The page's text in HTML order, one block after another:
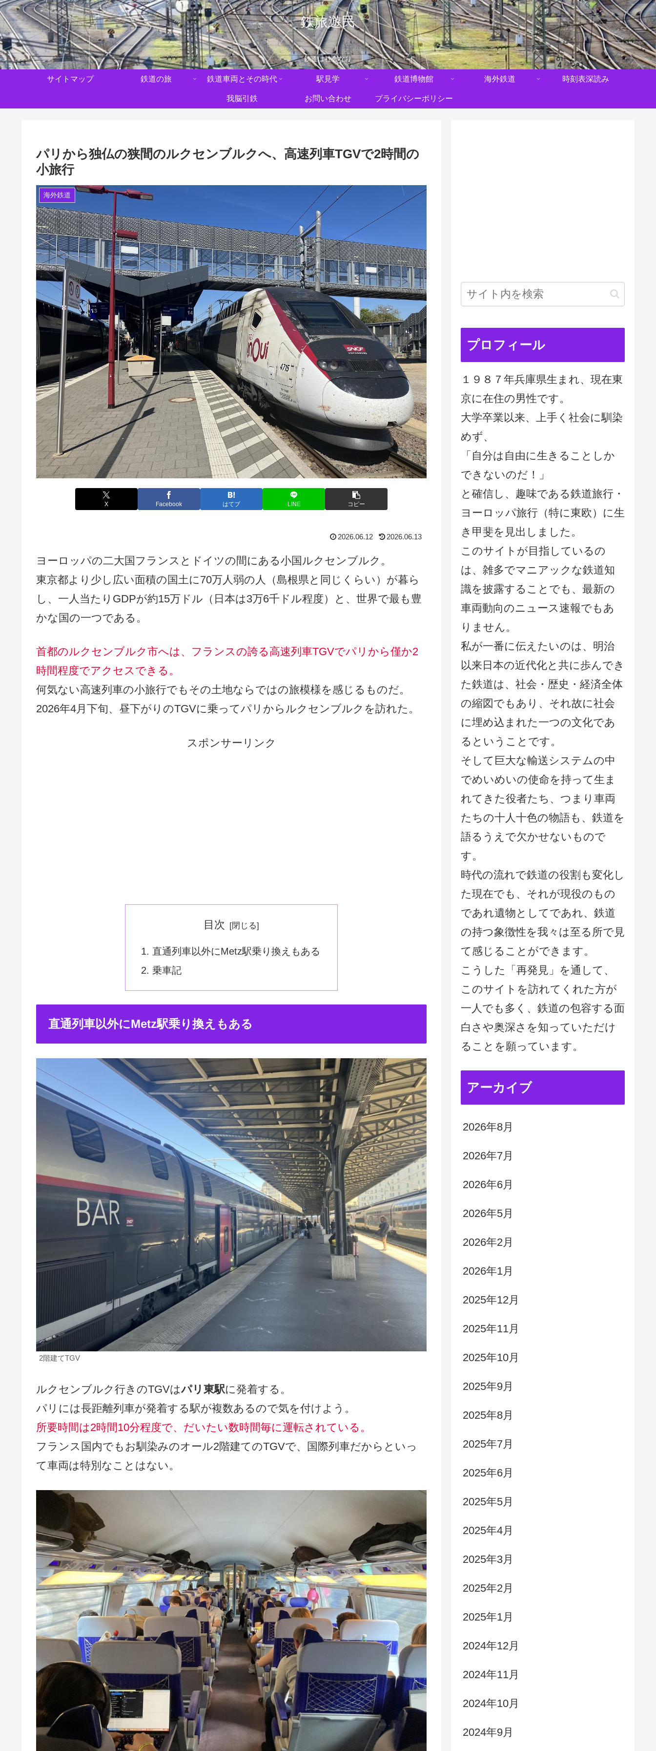
鉄旅遊民
鉄道は社会なり
サイトマップ 鉄道の旅 鉄道車両とその時代 駅見学 鉄道博物館 海外鉄道 時刻表深読み
我脳引鉄 お問い合わせ プライバシーポリシー
パリから独仏の狭間のルクセンブルクへ、高速列車TGVで2時間の
小旅行
海外鉄道
X Facebook はてブ LINE コピー
2026.06.12 2026.06.13
ヨーロッパの二大国フランスとドイツの間にある小国ルクセンブルク。
東京都より少し広い面積の国土に70万人弱の人（島根県と同じくらい）が暮ら
し、一人当たりGDPが約15万ドル（日本は3万6千ドル程度）と、世界で最も豊
かな国の一つである。
首都のルクセンブルク市へは、フランスの誇る高速列車TGVでパリから僅か2
時間程度でアクセスできる。
何気ない高速列車の小旅行でもその土地ならではの旅模様を感じるものだ。
2026年4月下旬、昼下がりのTGVに乗ってパリからルクセンブルクを訪れた。
スポンサーリンク
目次
直通列車以外にMetz駅乗り換えもある
乗車記
直通列車以外にMetz駅乗り換えもある
2階建てTGV
ルクセンブルク行きのTGVはパリ東駅に発着する。
パリには長距離列車が発着する駅が複数あるので気を付けよう。
所要時間は2時間10分程度で、だいたい数時間毎に運転されている。
フランス国内でもお馴染みのオール2階建てのTGVで、国際列車だからといっ
て車両は特別なことはない。
プロフィール
１９８７年兵庫県生まれ、現在東
京に在住の男性です。
大学卒業以来、上手く社会に馴染
めず、
「自分は自由に生きることしか
できないのだ！」
と確信し、趣味である鉄道旅行・
ヨーロッパ旅行（特に東欧）に生
き甲斐を見出しました。
このサイトが目指しているの
は、雑多でマニアックな鉄道知
識を披露することでも、最新の
車両動向のニュース速報でもあ
りません。
私が一番に伝えたいのは、明治
以来日本の近代化と共に歩んでき
た鉄道は、社会・歴史・経済全体
の縮図でもあり、それ故に社会
に埋め込まれた一つの文化であ
るということです。
そして巨大な輸送システムの中
でめいめいの使命を持って生ま
れてきた役者たち、つまり車両
たちの十人十色の物語も、鉄道を
語るうえで欠かせないもので
す。
時代の流れで鉄道の役割も変化し
た現在でも、それが現役のもの
であれ遺物としてであれ、鉄道
の持つ象徴性を我々は至る所で見
て感じることができます。
こうした「再発見」を通して、
このサイトを訪れてくれた方が
一人でも多く、鉄道の包容する面
白さや奥深さを知っていただけ
ることを願っています。
アーカイブ
2026年8月
2026年7月
2026年6月
2026年5月
2026年2月
2026年1月
2025年12月
2025年11月
2025年10月
2025年9月
2025年8月
2025年7月
2025年6月
2025年5月
2025年4月
2025年3月
2025年2月
2025年1月
2024年12月
2024年11月
2024年10月
2024年9月